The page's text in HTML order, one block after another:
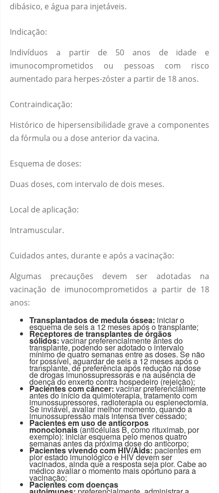
dibásico, e água para injetáveis.
Indicação:
Indivíduos a partir de 50 anos de idade e
imunocomprometidos ou pessoas com risco
aumentado para herpes-zóster a partir de 18 anos.
Contraindicação:
Histórico de hipersensibilidade grave a componentes
da fórmula ou a dose anterior da vacina.
Esquema de doses:
Duas doses, com intervalo de dois meses.
Local de aplicação:
Intramuscular.
Cuidados antes, durante e após a vacinação:
Algumas precauções devem ser adotadas na
vacinação de imunocomprometidos a partir de 18
anos:
Transplantados de medula óssea: iniciar o
esquema de seis a 12 meses após o transplante;
Receptores de transplantes de órgãos
sólidos:vacinar preferencialmente antes do
transplante, podendo ser adotado o intervalo
mínimo de quatro semanas entre as doses. Se não
for possível, aguardar de seis a 12 meses após o
transplante, de preferência após redução na dose
de drogas imunossupressoras e na ausência de
doença do enxerto contra hospedeiro (rejeição);
Pacientes com câncer:vacinar preferencialmente
antes do início da quimioterapia, tratamento com
imunossupressores, radioterapia ou esplenectomia.
Se inviável, avaliar melhor momento, quando a
imunossupressão mais intensa tiver cessado;
Pacientes em uso de anticorpos
monoclonais(anticélulas B, como rituximab, por
exemplo): iniciar esquema pelo menos quatro
semanas antes da próxima dose do anticorpo;
Pacientes vivendo com HIV/Aids: pacientes em
pior estado imunológico e HIV devem ser
vacinados, ainda que a resposta seja pior. Cabe ao
médico avaliar o momento mais oportuno para a
vacinação;
Pacientes com doenças